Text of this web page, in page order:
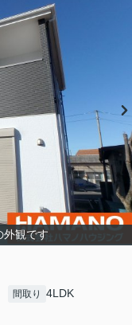
外観です
間取り 4LDK